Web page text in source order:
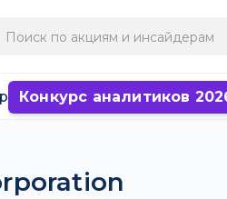
Конкурс аналитиков